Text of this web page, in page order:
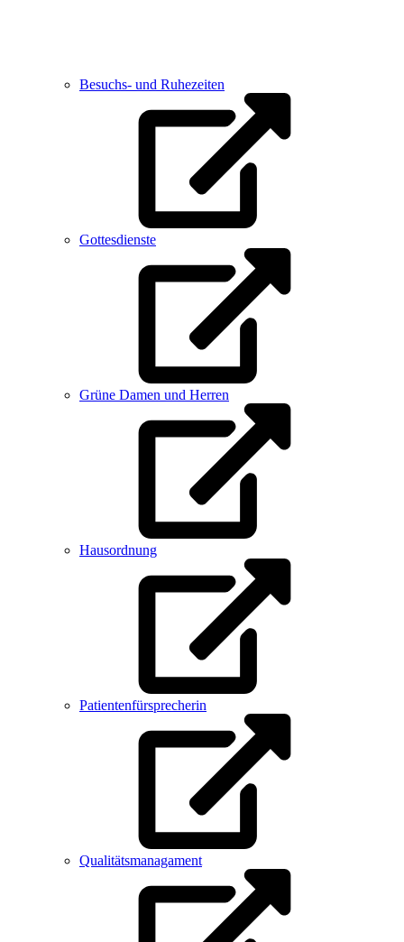
Besuchs- und Ruhezeiten
Gottesdienste
Grüne Damen und Herren
Hausordnung
Patientenfürsprecherin
Qualitätsmanagament